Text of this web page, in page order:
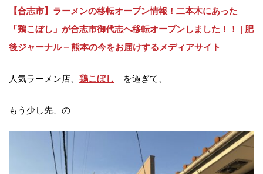
【合志市】ラーメンの移転オープン情報！二本木にあった
「鶏こぼし」が合志市御代志へ移転オープンしました！！ | 肥
後ジャーナル – 熊本の今をお届けするメディアサイト
人気ラーメン店、 鶏こぼし を過ぎて、
もう少し先、の